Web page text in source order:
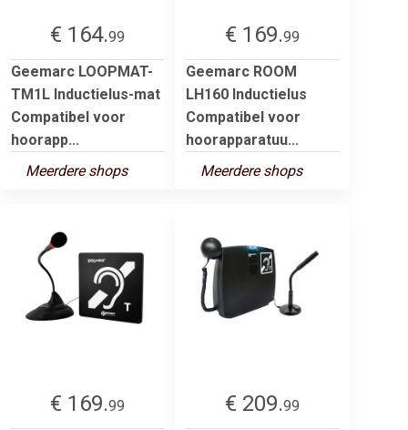
€ 164.99
Geemarc LOOPMAT-
TM1L Inductielus-mat
Compatibel voor
hoorapp...
Meerdere shops
€ 169.99
Geemarc ROOM
LH160 Inductielus
Compatibel voor
hoorapparatuu...
Meerdere shops
€ 169.99
€ 209.99